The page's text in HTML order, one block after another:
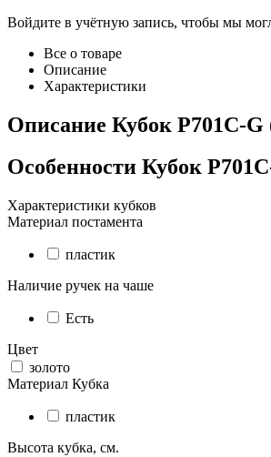
Войдите в учётную запись, чтобы мы
Все о товаре
Описание
Характеристики
Описание Кубок P701C-G
Особенности Кубок
Характеристики кубков
Материал постамента
пластик
Наличие ручек на чаше
Есть
Цвет
золото
Материал Кубка
пластик
Высота кубка, см.